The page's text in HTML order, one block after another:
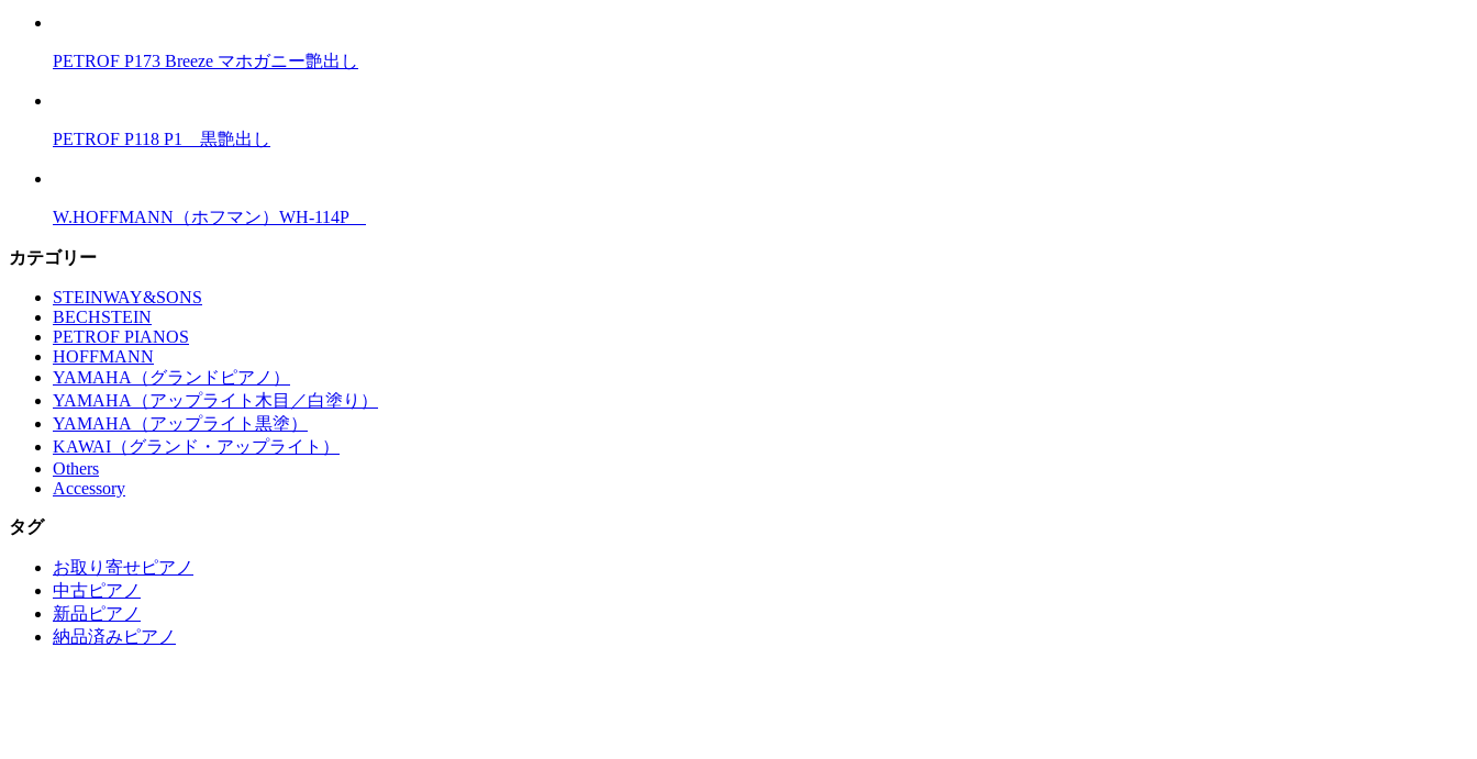
PETROF P173 Breeze マホガニー艶出し
PETROF P118 P1 黒艶出し
W.HOFFMANN（ホフマン）WH-114P
カテゴリー
STEINWAY&SONS
BECHSTEIN
PETROF PIANOS
HOFFMANN
YAMAHA（グランドピアノ）
YAMAHA（アップライト木目／白塗り）
YAMAHA（アップライト黒塗）
KAWAI（グランド・アップライト）
Others
Accessory
タグ
お取り寄せピアノ
中古ピアノ
新品ピアノ
納品済みピアノ